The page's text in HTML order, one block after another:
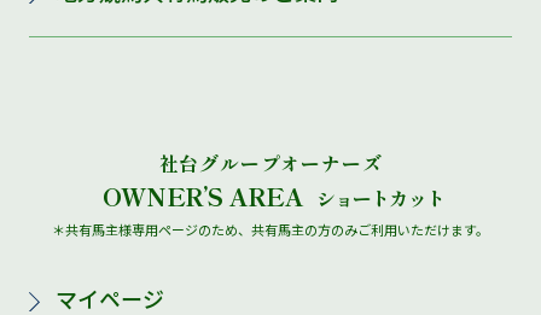
社台グループオーナーズ
OWNER’S AREA ショートカット
＊共有馬主様専用ページのため、共有馬主の方のみご利用いただけます。
マイページ